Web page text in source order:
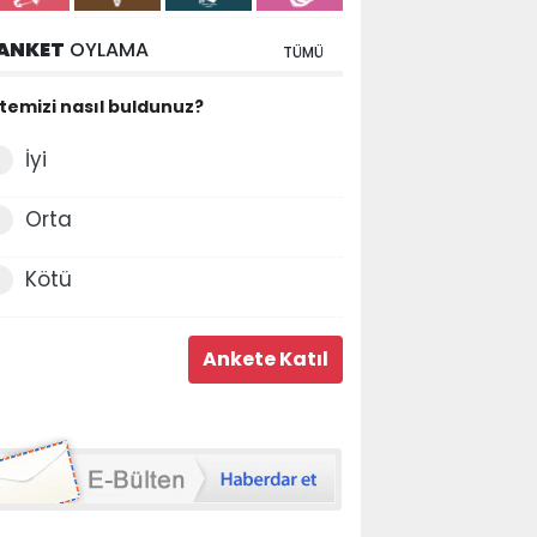
OYLAMA TÜMÜ
nasıl buldunuz?
İyi
Orta
Kötü